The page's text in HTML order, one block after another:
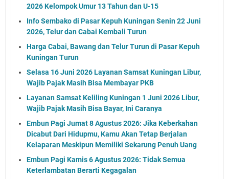
2026 Kelompok Umur 13 Tahun dan U-15
Info Sembako di Pasar Kepuh Kuningan Senin 22 Juni
2026, Telur dan Cabai Kembali Turun
Harga Cabai, Bawang dan Telur Turun di Pasar Kepuh
Kuningan Turun
Selasa 16 Juni 2026 Layanan Samsat Kuningan Libur,
Wajib Pajak Masih Bisa Membayar PKB
Layanan Samsat Keliling Kuningan 1 Juni 2026 Libur,
Wajib Pajak Masih Bisa Bayar, Ini Caranya
Embun Pagi Jumat 8 Agustus 2026: Jika Keberkahan
Dicabut Dari Hidupmu, Kamu Akan Tetap Berjalan
Kelaparan Meskipun Memiliki Sekarung Penuh Uang
Embun Pagi Kamis 6 Agustus 2026: Tidak Semua
Keterlambatan Berarti Kegagalan